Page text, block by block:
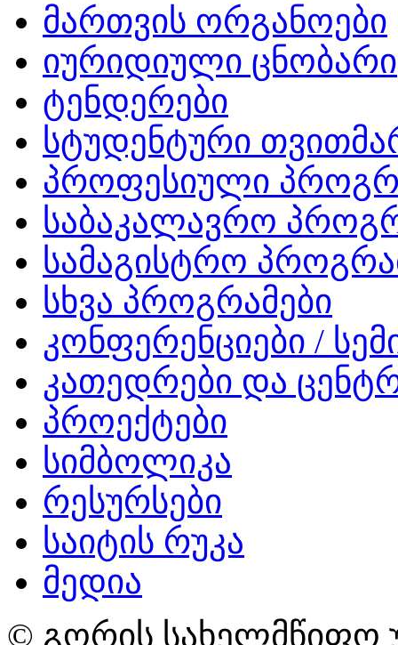
მართვის ორგანოები
იურიდიული ცნობარი
ტენდერები
სტუდენტური
პროფესიული
საბაკალავრო
სამაგისტრო
სხვა პროგრამები
კონფერენციები /
კათედრები და
პროექტები
სიმბოლიკა
რესურსები
საიტის რუკა
მედია
© გორის სახელმწიფო